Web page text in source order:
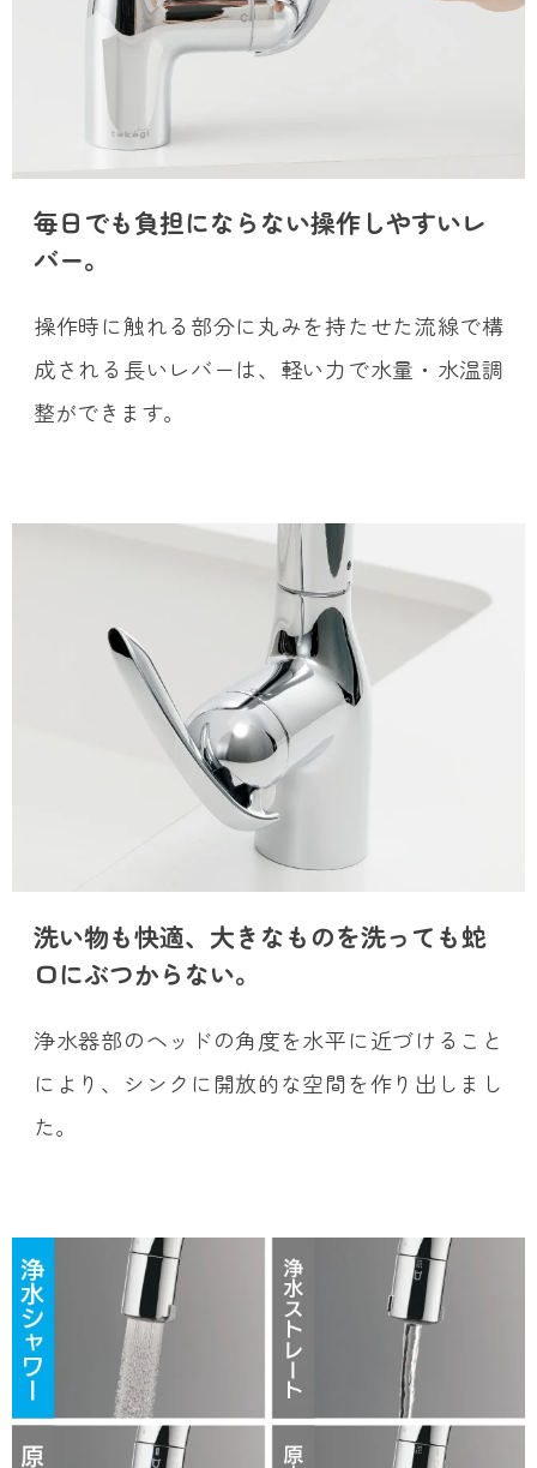
毎日でも負担にならない操作しやすいレ
バー。
操作時に触れる部分に丸みを持たせた流線で構
成される長いレバーは、軽い力で水量・水温調
整ができます。
洗い物も快適、大きなものを洗っても蛇
口にぶつからない。
浄水器部のヘッドの角度を水平に近づけること
により、シンクに開放的な空間を作り出しまし
た。